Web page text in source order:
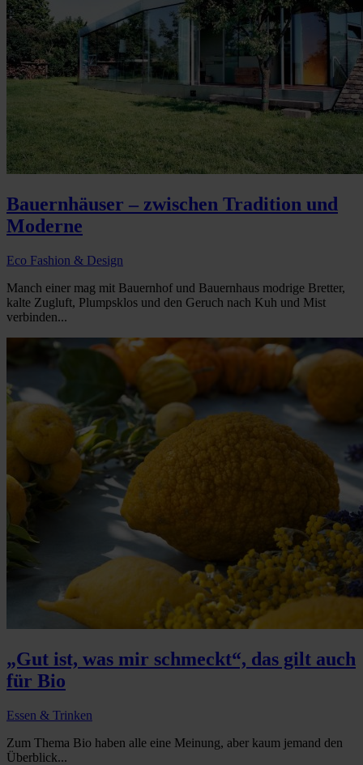
Bauernhäuser – zwischen Tradition und
Moderne
Eco Fashion & Design
Manch einer mag mit Bauernhof und Bauernhaus modrige Bretter,
kalte Zugluft, Plumpsklos und den Geruch nach Kuh und Mist
verbinden...
„Gut ist, was mir schmeckt“, das gilt auch
für Bio
Essen & Trinken
Zum Thema Bio haben alle eine Meinung, aber kaum jemand den
Überblick...